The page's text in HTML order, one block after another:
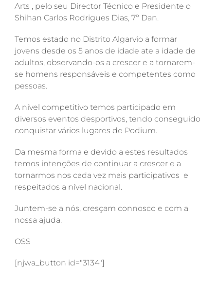
Arts , pelo seu Director Técnico e Presidente o
Shihan Carlos Rodrigues Dias, 7º Dan.
Temos estado no Distrito Algarvio a formar
jovens desde os 5 anos de idade ate a idade de
adultos, observando-os a crescer e a tornarem-
se homens responsáveis e competentes como
pessoas.
A nível competitivo temos participado em
diversos eventos desportivos, tendo conseguido
conquistar vários lugares de Podium.
Da mesma forma e devido a estes resultados
temos intenções de continuar a crescer e a
tornarmos nos cada vez mais participativos e
respeitados a nível nacional.
Juntem-se a nós, cresçam connosco e com a
nossa ajuda.
OSS
[njwa_button id="3134"]